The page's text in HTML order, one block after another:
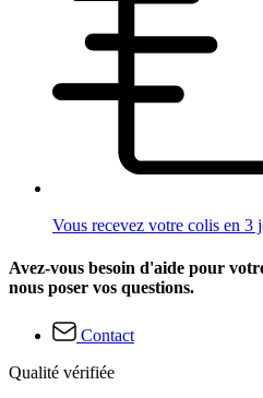
Vous recevez votre colis en 3
Avez-vous besoin d'aide pour
nous poser vos questions.
Contact
Qualité vérifiée